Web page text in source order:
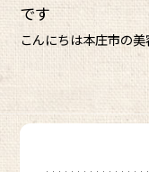
です
こんにちは本庄市の